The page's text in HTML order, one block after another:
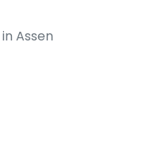
Assen